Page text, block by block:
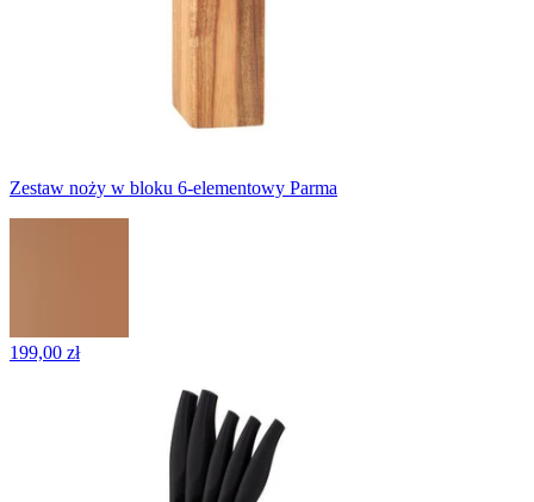
Zestaw noży w bloku 6-elementowy Parma
199,00 zł